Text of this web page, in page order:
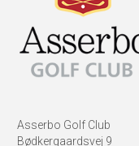
Asserbo Golf Club
Bødkergaardsvej 9